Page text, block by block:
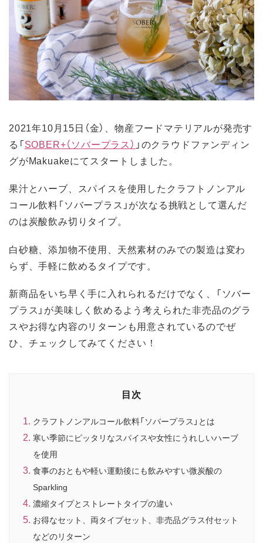
2021年10月15日（金）、物産フードマテリアルが発売す
る「SOBER+（ソバープラス） 」のクラウドファンディン
グがMakuakeにてスタートしました。
果汁とハーブ、スパイスを使用したクラフトノンアル
コール飲料「ソバープラス」が次なる挑戦として選んだ
のは炭酸飲み切りタイプ。
白砂糖、添加物不使用、天然素材のみでの製造は変わ
らず、手軽に飲めるタイプです。
新商品をいち早く手に入れられるだけでなく、「ソバー
プラス」が美味しく飲めるよう考えられた非売品のグラ
スやお得な内容のリターンも用意されているのでぜ
ひ、チェックしてみてください！
目次
クラフトノンアルコール飲料「ソバープラス」とは
寒い季節にピッタリなスパイスや女性にうれしいハーブ
を使用
食事のおともや軽い運動後にも飲みやすい微炭酸の
Sparkling
濃縮タイプとストレートタイプの違い
お得なセット、両タイプセット、非売品グラス付セット
などのリターン